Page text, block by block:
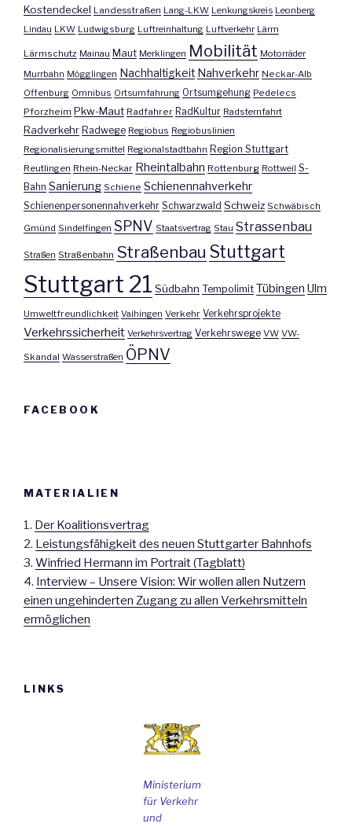
Kostendeckel Landesstraßen Lang-LKW Lenkungskreis Leonberg
Lindau LKW Ludwigsburg Luftreinhaltung Luftverkehr Lärm
Lärmschutz Mainau Maut Merklingen Mobilität Motorräder
Murrbahn Mögglingen Nachhaltigkeit Nahverkehr Neckar-Alb
Offenburg Omnibus Ortsumfahrung Ortsumgehung Pedelecs
Pforzheim Pkw-Maut Radfahrer RadKultur Radsternfahrt
Radverkehr Radwege Regiobus Regiobuslinien
Regionalisierungsmittel Regionalstadtbahn Region Stuttgart
Reutlingen Rhein-Neckar Rheintalbahn Rottenburg Rottweil S-
Bahn Sanierung Schiene Schienennahverkehr
Schienenpersonennahverkehr Schwarzwald Schweiz Schwäbisch
Gmünd Sindelfingen SPNV Staatsvertrag Stau Strassenbau
Straßen Straßenbahn Straßenbau Stuttgart
Stuttgart 21 Südbahn Tempolimit Tübingen Ulm
Umweltfreundlichkeit Vaihingen Verkehr Verkehrsprojekte
Verkehrssicherheit Verkehrsvertrag Verkehrswege VW VW-
Skandal Wasserstraßen ÖPNV
FACEBOOK
MATERIALIEN
1. Der Koalitionsvertrag
2. Leistungsfähigkeit des neuen Stuttgarter Bahnhofs
3. Winfried Hermann im Portrait (Tagblatt)
4. Interview – Unsere Vision: Wir wollen allen Nutzern
einen ungehinderten Zugang zu allen Verkehrsmitteln
ermöglichen
LINKS
Ministerium
für Verkehr
und